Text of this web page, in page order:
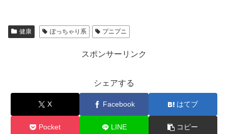
健康 ぽっちゃり系 プニプニ
スポンサーリンク
シェアする
X Facebook はてブ
Pocket LINE コピー